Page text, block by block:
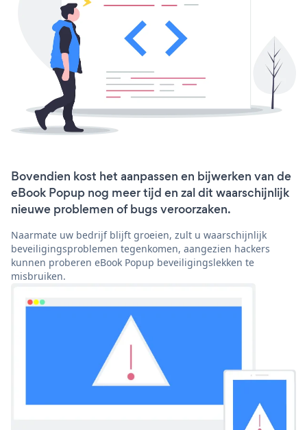
Bovendien kost het aanpassen en bijwerken van de
eBook Popup nog meer tijd en zal dit waarschijnlijk
nieuwe problemen of bugs veroorzaken.
Naarmate uw bedrijf blijft groeien, zult u waarschijnlijk
beveiligingsproblemen tegenkomen, aangezien hackers
kunnen proberen eBook Popup beveiligingslekken te
misbruiken.